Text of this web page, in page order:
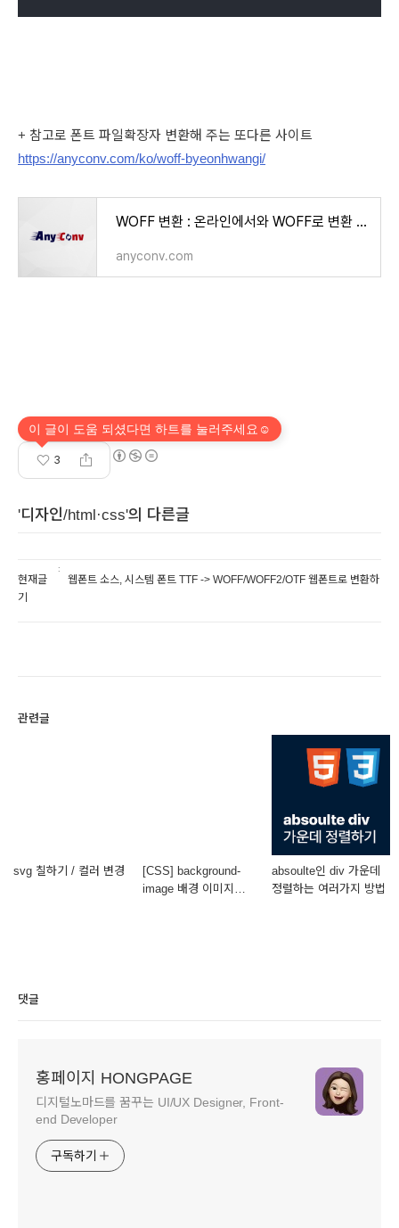
+ 참고로 폰트 파일확장자 변환해 주는 또다른 사이트
https://anyconv.com/ko/woff-byeonhwangi/
WOFF 변환 : 온라인에서와 WOFF로 변환 파일
anyconv.com
3
이 글이 도움 되셨다면 하트를 눌러주세요☺
'디자인/html·css'의 다른글
현재글
웹폰트 소스, 시스템 폰트 TTF -> WOFF/WOFF2/OTF 웹폰트로 변환하
기
관련글
svg 칠하기 / 컬러 변경
[CSS] background-
image 배경 이미지
absoulte인 div 가운데
정렬하는 여러가지 방법
댓글
홍페이지 HONGPAGE
디지털노마드를 꿈꾸는 UI/UX Designer, Front-
end Developer
구독하기